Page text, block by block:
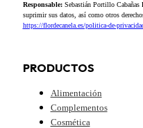
Responsable:Sebastián Portillo Cabañas
suprimir sus datos, así como otros
https://flordecanela.es/politica-de-
PRODUCTOS
Alimentación
Complementos
Cosmética